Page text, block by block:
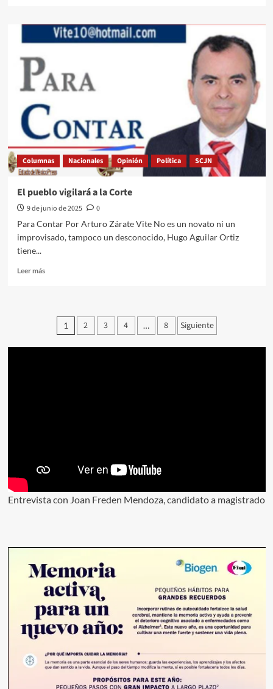
Nuevo
paso
histórico
de
sentencia
en
la
Suprema
Corte
Columnas Nacionales Opinión Política SCJN
El pueblo vigilará a la Corte
9 de junio de 2025
0
Para Contar Por Arturo Zárate Vite No es un novato ni un
improvisado, tampoco un desconocido, Hugo Aguilar Ortiz
tiene...
Leer másLeer
pueblo
vigilará
la
Paginación
de
1 2 3 4 … 8 Siguiente
Entrevista con Joan Freden Mendoza, candidato a magistrado